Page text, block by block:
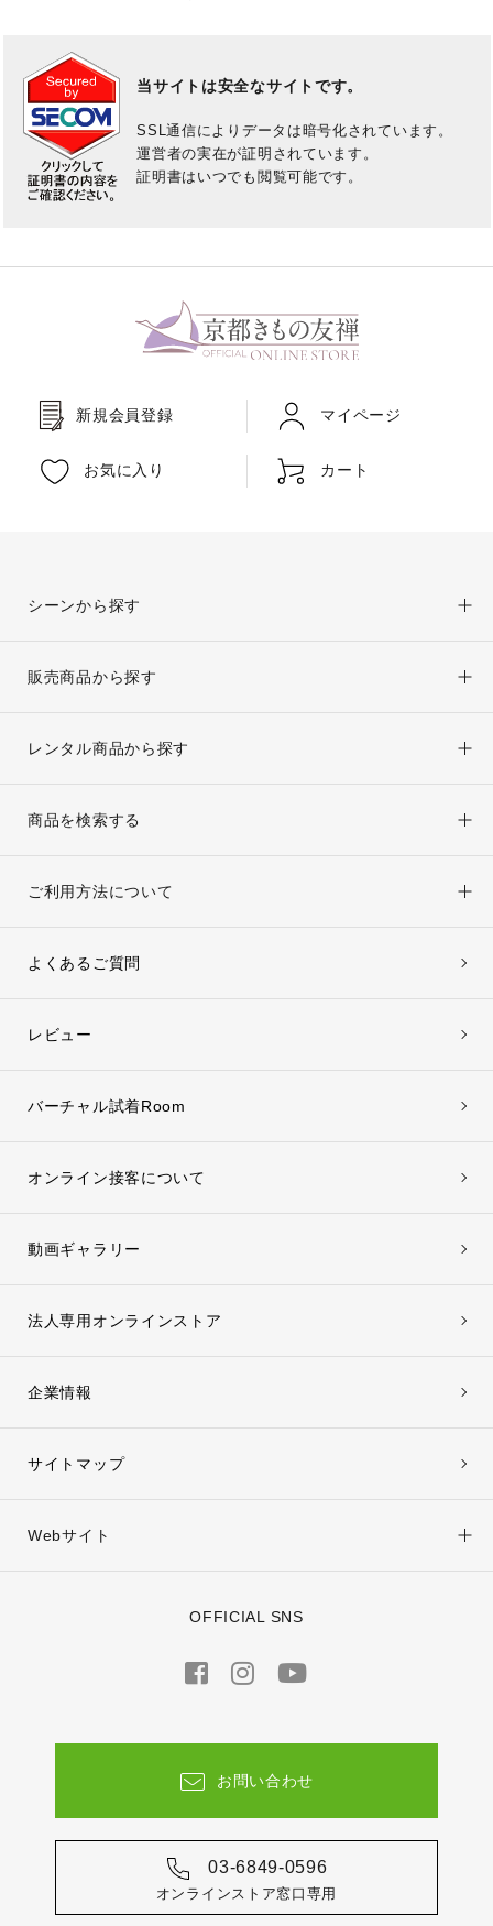
京都きもの友禅公式サイト
楽天市場オンラインストア
当サイトは安全なサイトです。
SSL通信によりデータは暗号化されています。
運営者の実在が証明されています。
証明書はいつでも閲覧可能です。
新規会員登録 マイページ
お気に入り カート
シーンから探す
販売商品から探す
レンタル商品から探す
商品を検索する
ご利用方法について
よくあるご質問
レビュー
バーチャル試着Room
オンライン接客について
動画ギャラリー
法人専用オンラインストア
企業情報
サイトマップ
Webサイト
OFFICIAL SNS
お問い合わせ
03-6849-0596
オンラインストア窓口専用